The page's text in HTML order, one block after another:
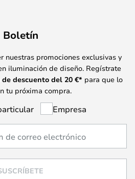
Boletín
nuestras promociones exclusivas y
iluminación de diseño. Regístrate
de descuento del 20 €* para que lo
tu próxima compra.
Empresa